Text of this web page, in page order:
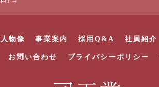
物像 事業案内 採用Q&A 社員紹介
お問い合わせ プライバシーポリシー